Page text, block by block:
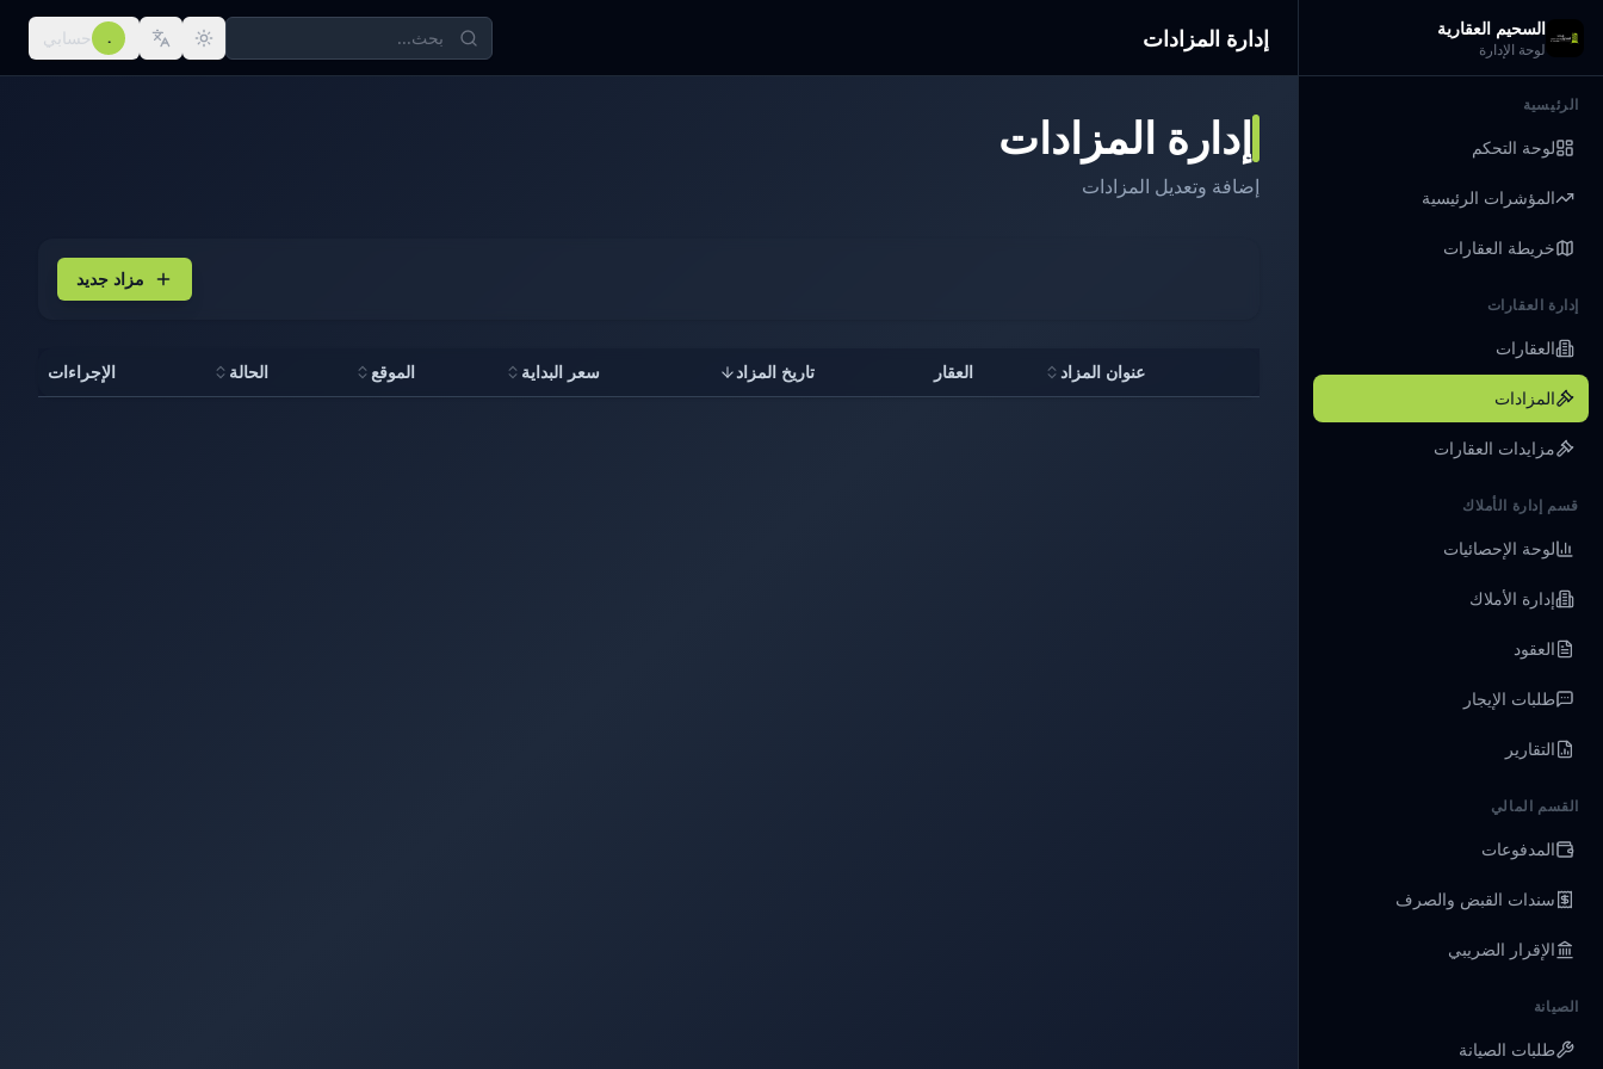
السحيم العقارية
لوحة الإدارة
الرئيسية
لوحة التحكم
المؤشرات الرئيسية
خريطة العقارات
إدارة العقارات
العقارات
المزادات
مزايدات العقارات
قسم إدارة الأملاك
لوحة الإحصائيات
إدارة الأملاك
العقود
طلبات الإيجار
التقارير
القسم المالي
المدفوعات
سندات القبض والصرف
الإقرار الضريبي
الصيانة
طلبات الصيانة
إدارة المزادات . حسابي
إدارة المزادات
إضافة وتعديل المزادات
مزاد جديد
عنوان المزاد العقار تاريخ المزاد سعر البداية الموقع الحالة الإجراءات